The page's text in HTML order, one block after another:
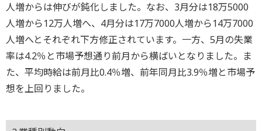
人増からは伸びが鈍化しました。なお、3月分は18万5000
人増から12万人増へ、4月分は17万7000人増から14万7000
人増へとそれぞれ下方修正されています。一方、5月の失業
率は4.2％と市場予想通り前月から横ばいとなりました。ま
た、平均時給は前月比0.4％増、前年同月比3.9％増と市場予
想を上回りました。